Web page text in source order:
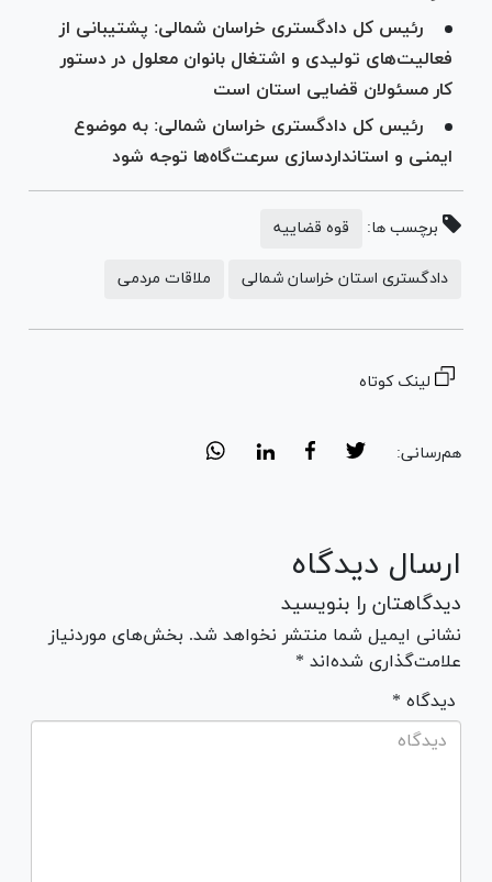
رئیس کل دادگستری خراسان شمالی: پشتیبانی از
فعالیت‌های تولیدی و اشتغال بانوان معلول در دستور
کار مسئولان قضایی استان است
رئیس کل دادگستری خراسان شمالی: به موضوع
ایمنی و استانداردسازی سرعت‌گاه‌ها توجه شود
برچسب ها: قوه قضاییه
دادگستری استان خراسان شمالی ملاقات مردمی
لینک کوتاه
هم‌رسانی:
ارسال دیدگاه
دیدگاهتان را بنویسید
نشانی ایمیل شما منتشر نخواهد شد. بخش‌های موردنیاز
علامت‌گذاری شده‌اند *
* دیدگاه